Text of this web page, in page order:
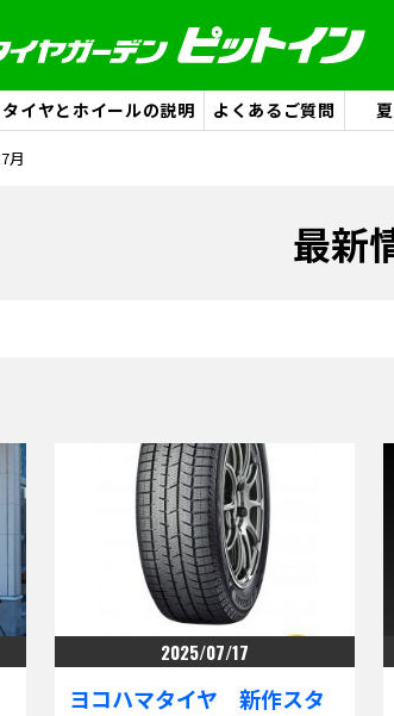
タイヤとホイールの説明 よくあるご質問
7月
最新
2025/07/17
ヨコハマタイヤ 新作スタ